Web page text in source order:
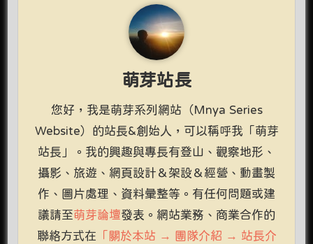
萌芽站長
您好，我是萌芽系列網站（Mnya Series
Website）的站長&創始人，可以稱呼我「萌芽
站長」。我的興趣與專長有登山、觀察地形、
攝影、旅遊、網頁設計＆架設＆經營、動畫製
作、圖片處理、資料彙整等。有任何問題或建
議請至萌芽論壇發表。網站業務、商業合作的
聯絡方式在 「關於本站 → 團隊介紹 → 站長介